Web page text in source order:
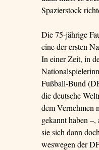
Spazierstock
Die 75-jährige
eine der ersten
In einer Zeit, in
Fußball-Bund
die deutsche
dem Vernehmen
gekannt haben
sie sich dann
weswegen der